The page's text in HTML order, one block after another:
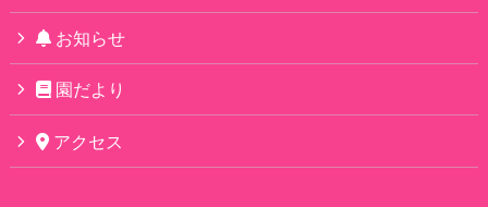
お知らせ
園だより
アクセス